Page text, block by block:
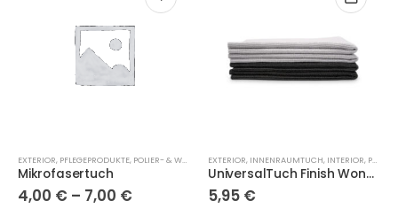
EXTERIOR, PFLEGEPRODUKTE, POLIER- & WACHSTUCH
Mikrofasertuch
4,00 € – 7,00 €
EXTERIOR, INNENRAUMTUCH, INTERIOR, PFLEGEPRODUKTE
UniversalTuch Finish Wonder
5,95 €